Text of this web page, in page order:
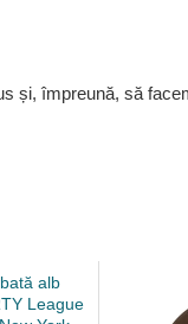
și, împreună, să